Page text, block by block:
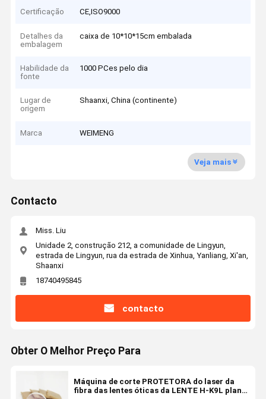
Certificação CE,ISO9000
Detalhes da
embalagem
caixa de 10*10*15cm embalada
Habilidade da
fonte
1000 PCes pelo dia
Lugar de
origem
Shaanxi, China (continente)
Marca WEIMENG
Veja mais
Contacto
Miss. Liu
Unidade 2, construção 212, a comunidade de Lingyun,
estrada de Lingyun, rua da estrada de Xinhua, Yanliang, Xi'an,
Shaanxi
18740495845
contacto
Obter O Melhor Preço Para
Máquina de corte PROTETORA do laser da
fibra das lentes óticas da LENTE H-K9L plano